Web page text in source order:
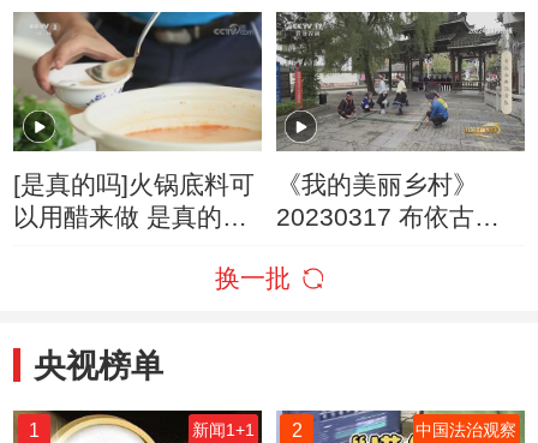
当年牧羊的地方
唱团：江西理工大学
八角之声合唱团
[是真的吗]火锅底料可
以用醋来做 是真的
《我的美丽乡村》
20230317 布依古井
换一批
央视榜单
1 新闻1+1 2 中国法治观察